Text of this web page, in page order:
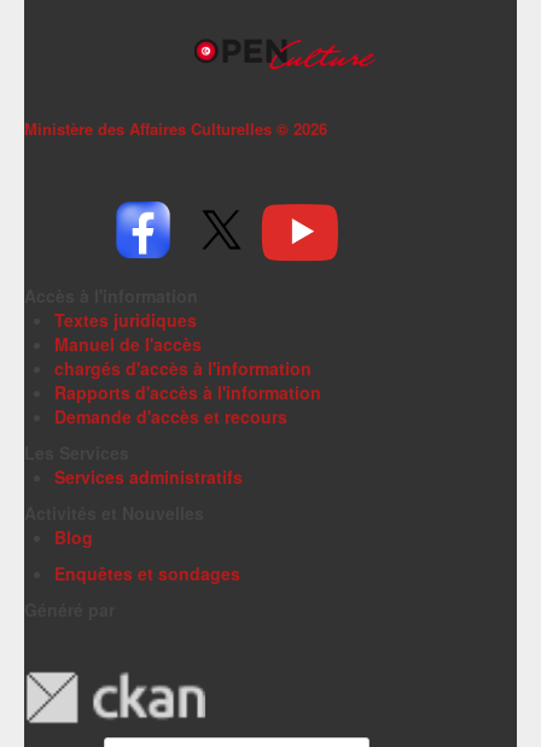
Ministère des Affaires Culturelles © 2026
Textes juridiques
Manuel de l'accès
chargés d'accès à l'information
Rapports d'accès à l'information
Demande d'accès et recours
Services administratifs
Blog
Enquêtes et sondages